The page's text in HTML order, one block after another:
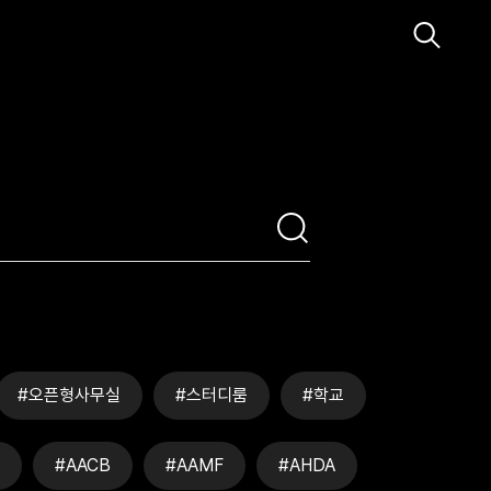
#오픈형사무실 #스터디룸 #학교
#AACB #AAMF #AHDA